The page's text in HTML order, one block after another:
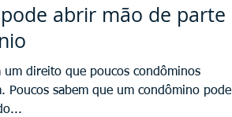
abrir mão de parte
um direito que poucos condôminos
Poucos sabem que um condômino pode